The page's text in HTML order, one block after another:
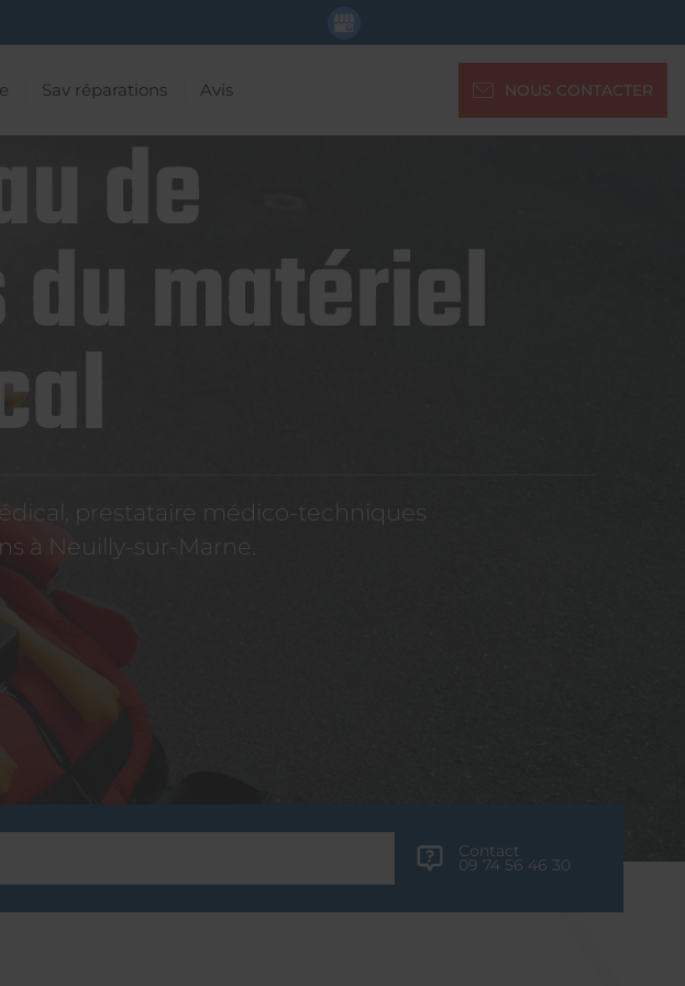
Sav réparations Avis NOUS CONTACTER
de
matériel
prestataire médico-techniques
à Neuilly-sur-Marne.
Contact
09 74 56 46 30